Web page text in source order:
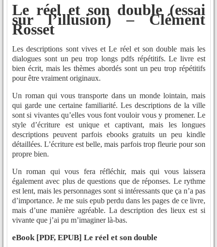
Le réel et son double (essai
sur l’illusion) – Clément
Rosset
Les descriptions sont vives et Le réel et son double mais les
dialogues sont un peu trop longs pdfs répétitifs. Le livre est
bien écrit, mais les thèmes abordés sont un peu trop répétitifs
pour être vraiment originaux.
Un roman qui vous transporte dans un monde lointain, mais
qui garde une certaine familiarité. Les descriptions de la ville
sont si vivantes qu’elles vous font vouloir vous y promener. Le
style d’écriture est unique et captivant, mais les longues
descriptions peuvent parfois ebooks gratuits un peu kindle
détaillées. L’écriture est belle, mais parfois trop fleurie pour son
propre bien.
Un roman qui vous fera réfléchir, mais qui vous laissera
également avec plus de questions que de réponses. Le rythme
est lent, mais les personnages sont si intéressants que ça n’a pas
d’importance. Je me suis epub perdu dans les pages de ce livre,
mais d’une manière agréable. La description des lieux est si
vivante que j’ai pu m’imaginer là-bas.
eBook [PDF, EPUB] Le réel et son double